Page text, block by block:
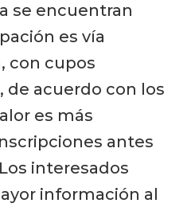
se encuentran
es vía
con cupos
de acuerdo con los
es más
antes
interesados
información al